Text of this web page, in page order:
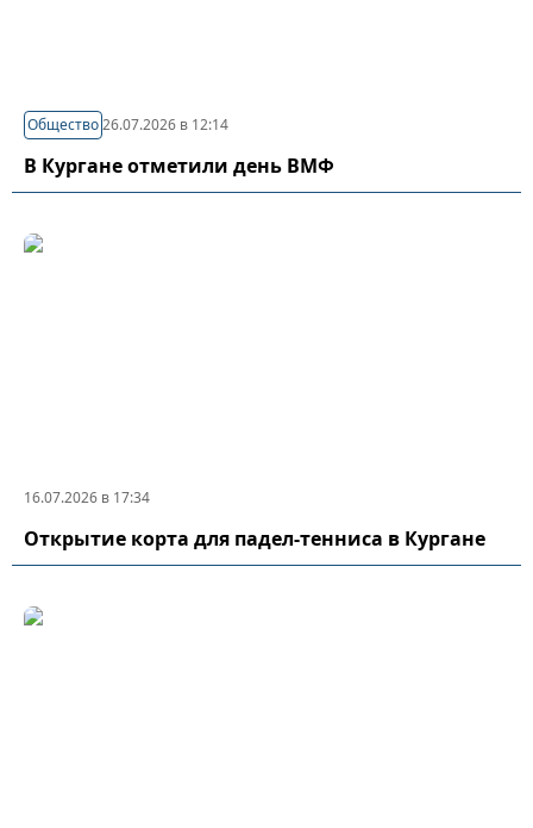
Общество26.07.2026 в 12:14
В Кургане отметили день ВМФ
16.07.2026 в 17:34
Открытие корта для падел-тенниса в Кургане